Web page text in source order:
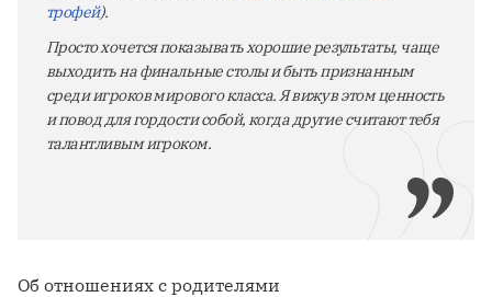
трофей).
Просто хочется показывать хорошие результаты, чаще
выходить на финальные столы и быть признанным
среди игроков мирового класса. Я вижу в этом ценность
и повод для гордости собой, когда другие считают тебя
талантливым игроком.
Об отношениях с родителями